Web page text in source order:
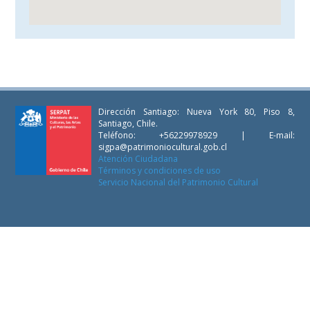
Dirección Santiago: Nueva York 80, Piso 8,
Santiago, Chile.
Teléfono: +56229978929 | E-mail:
sigpa@patrimoniocultural.gob.cl
Atención Ciudadana
Términos y condiciones de uso
Servicio Nacional del Patrimonio Cultural